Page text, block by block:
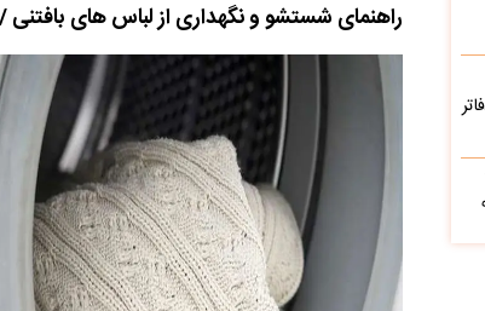
راهنمای شستشو و نگهداری از لباس های